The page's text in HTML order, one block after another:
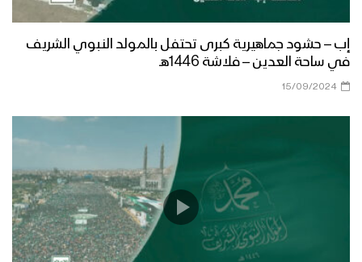
أشرق النور الإلهي | عيسى الليث 1447هـ
كليب عذراً رسول الله | فرقة أنصار الله
الصلاة على النبي | مجموعة من
المنشدين 1447هـ
إب – حشود جماهيرية كبرى تحتفل بالمولد النبوي الشريف
في ساحة العدين – فلاشة 1446هـ
15/09/2024